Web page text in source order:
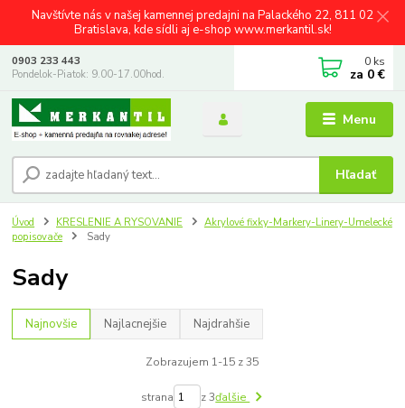
Navštívte nás v našej kamennej predajni na Palackého 22, 811 02
Bratislava, kde sídli aj e-shop www.merkantil.sk!
Menu
Hľadať
0903 233 443
Pondelok-Piatok: 9.00-17.00hod.
0 ks
za 0 €
Úvod KRESLENIE A RYSOVANIE
Akrylové fixky-Markery-Linery-Umelecké
popisovače
Sady
Sady
Najnovšie Najlacnejšie Najdrahšie
Zobrazujem 1-15 z 35
strana z 3ďalšie